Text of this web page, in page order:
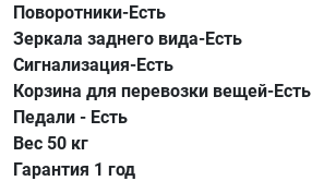
Поворотники-Есть
Зеркала заднего вида-Есть
Сигнализация-Есть
Корзина для перевозки вещей-Есть
Педали - Есть
Вес 50 кг
Гарантия 1 год